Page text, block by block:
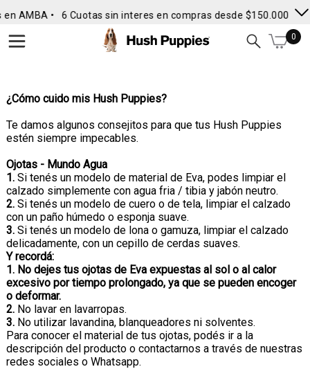
AMBA • 6 Cuotas sin interes en compras desde $150.000 •
0
¿Cómo cuido mis Hush Puppies?
Te damos algunos consejitos para que tus Hush Puppies
estén siempre impecables.
Ojotas - Mundo Agua
1. Si tenés un modelo de material de Eva, podes limpiar el
calzado simplemente con agua fria / tibia y jabón neutro.
2.Si tenés un modelo de cuero o de tela, limpiar el calzado
con un paño húmedo o esponja suave.
3.Si tenés un modelo de lona o gamuza, limpiar el calzado
delicadamente, con un cepillo de cerdas suaves.
Y recordá:
1. No dejes tus ojotas de Eva expuestas al sol o al calor
excesivo por tiempo prolongado, ya que se pueden encoger
o deformar.
2.No lavar en lavarropas.
3.No utilizar lavandina, blanqueadores ni solventes.
Para conocer el material de tus ojotas, podés ir a la
descripción del producto o contactarnos a través de nuestras
redes sociales o Whatsapp.